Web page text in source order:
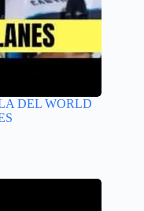
DEL WORLD